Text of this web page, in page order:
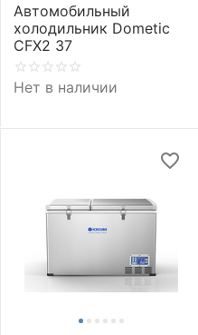
Автомобильный
холодильник Dometic
CFX2 37
Нет в наличии